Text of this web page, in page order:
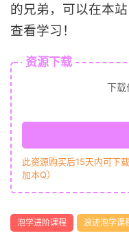
的兄弟，可以在本站
查看学习！
资源下载
下载
此资源购买后15天内可下
加本Q）
泡学进阶课程 浪迹泡学课